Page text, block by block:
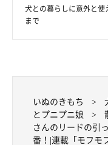
犬との暮らしに意外と
まで
いぬのきもち
とプニプニ娘
さんのリードの引
番！|連載「モフモ